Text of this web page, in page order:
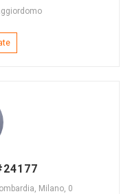
Milano, 0